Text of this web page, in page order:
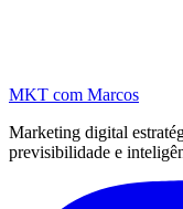
MKT com Marcos
Marketing digital
previsibilidade e